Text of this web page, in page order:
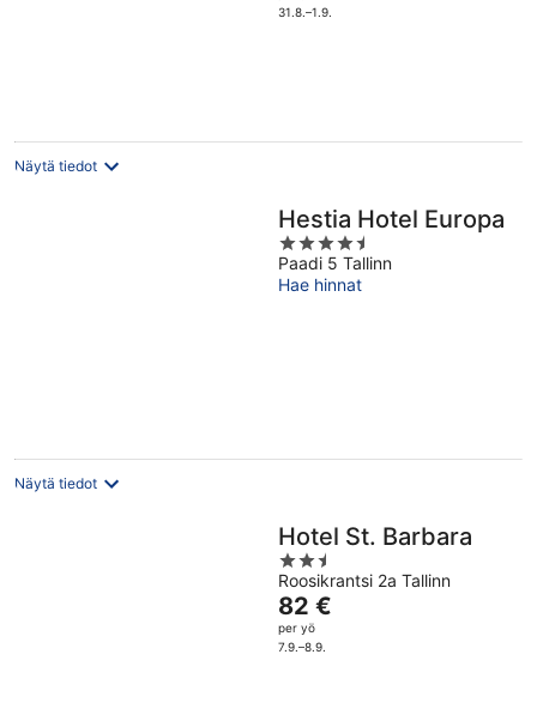
63 €
31.8.–1.9.
Näytä tiedot
Hestia Hotel Europa
4.5
out
of
Paadi 5 Tallinn
Hae hinnat
Näytä tiedot
Hotel St. Barbara
2.5
out
of
5
Roosikrantsi 2a Tallinn
Hinta
on
82 €
82 €
per yö
7.9.–8.9.